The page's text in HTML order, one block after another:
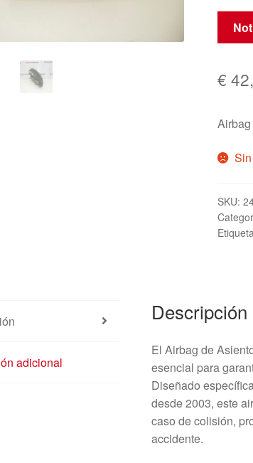
€
SKU:
adicional
Descripción
El Airbag de
esencial para
Diseñado
desde 2003, este
caso de colisión,
accidente.